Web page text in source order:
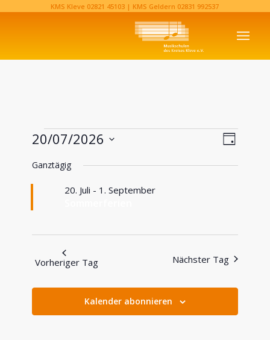
KMS Kleve 02821 45103‬ | KMS Geldern 02831 992537‬
Veranstaltungen
für
20.
Juli
2026
Tag
20/07/2026
wählen.
Ganztägig
20. Juli - 1. September
Vorheriger Tag Nächster Tag
Kalender abonnieren